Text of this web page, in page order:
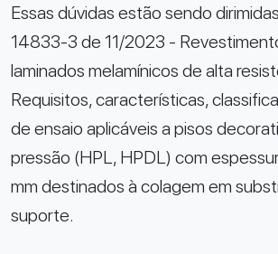
Essas dúvidas estão sendo
14833-3 de 11/2023 -
laminados melamínicos de alta
Requisitos, características,
de ensaio aplicáveis a pisos
pressão (HPL, HPDL) com
mm destinados à colagem em
suporte.